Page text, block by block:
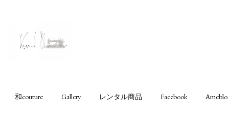
和couture Gallery レンタル商品 Facebook Ameblo